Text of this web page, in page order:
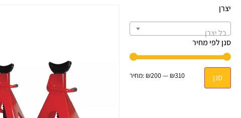
יצרן
כל יצרן
סנן לפי מחיר
סנן מחיר: ₪200— ₪310